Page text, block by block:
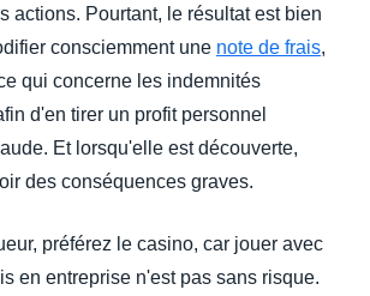
Norway (English)
EMPLOYÉ
actions. Pourtant, le résultat est bien
consciemment une note de frais,
qui concerne les indemnités
d'en tirer un profit personnel
Et lorsqu'elle est découverte,
des conséquences graves.
préférez le casino, car jouer avec
en entreprise n'est pas sans risque.